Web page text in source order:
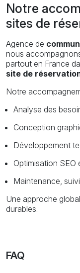
Notre
sites de
Agence de
nous
partout en France
site de
Notre
Analyse des
Conception
Développement
Optimisation SEO
Maintenance,
Une approche
durables.
FAQ